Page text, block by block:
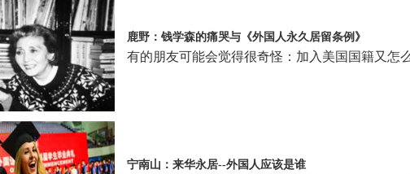
鹿野：钱学森的痛哭与《外国人永久居留条例》
有的朋友可能会觉得很奇怪：加入美国国籍又怎
宁南山：来华永居--外国人应该是谁